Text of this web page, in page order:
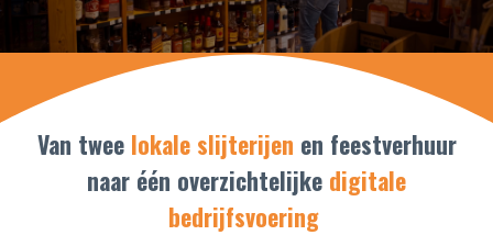
Van tweelokale slijterijen en feestverhuur
naar één overzichtelijke digitale
bedrijfsvoering